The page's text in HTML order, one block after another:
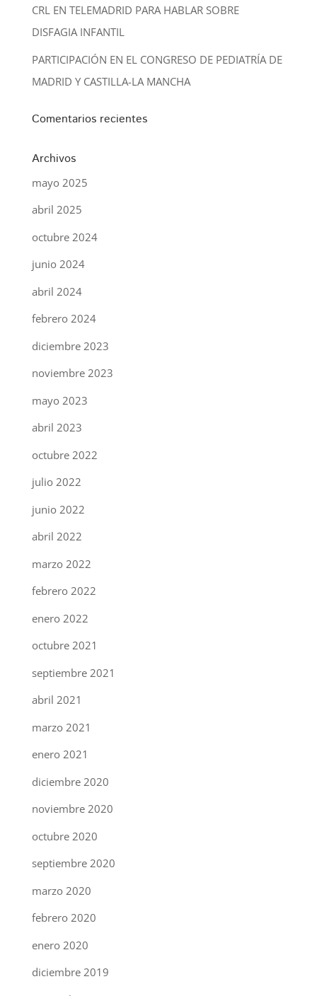
CRL EN TELEMADRID PARA HABLAR SOBRE
DISFAGIA INFANTIL
PARTICIPACIÓN EN EL CONGRESO DE PEDIATRÍA DE
MADRID Y CASTILLA-LA MANCHA
Comentarios recientes
Archivos
mayo 2025
abril 2025
octubre 2024
junio 2024
abril 2024
febrero 2024
diciembre 2023
noviembre 2023
mayo 2023
abril 2023
octubre 2022
julio 2022
junio 2022
abril 2022
marzo 2022
febrero 2022
enero 2022
octubre 2021
septiembre 2021
abril 2021
marzo 2021
enero 2021
diciembre 2020
noviembre 2020
octubre 2020
septiembre 2020
marzo 2020
febrero 2020
enero 2020
diciembre 2019